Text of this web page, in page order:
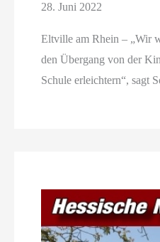
28. Juni 2022
Eltville am Rhein – „Wir
den Übergang von der
Schule erleichtern“, sagt